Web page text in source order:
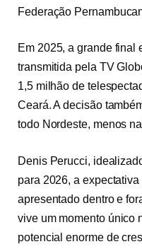
Federação
Em 2025, a grande final
transmitida pela TV
1,5 milhão de
Ceará. A decisão
todo Nordeste, menos
Denis Perucci,
para 2026, a
apresentado dentro e
vive um momento único
potencial enorme de